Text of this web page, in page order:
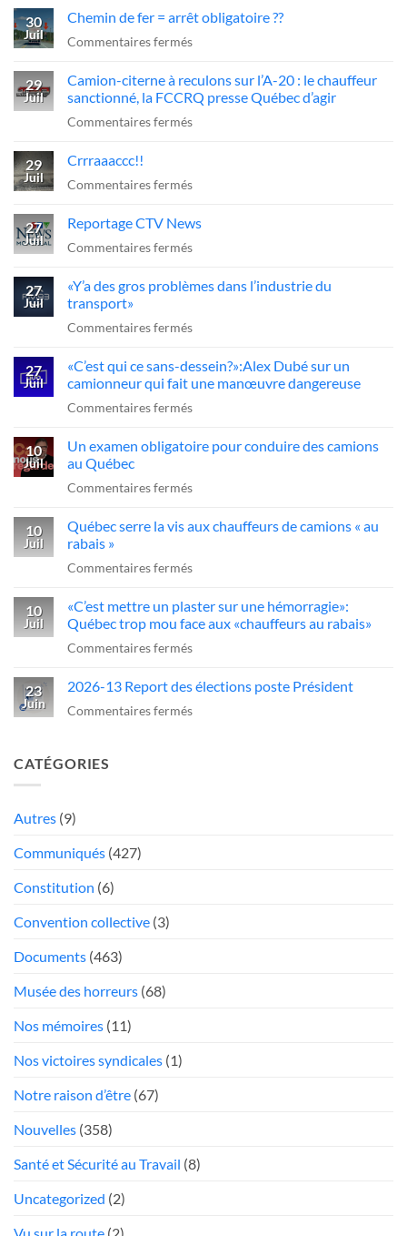
30
Juil
Chemin de fer = arrêt obligatoire ??
Commentaires ferméssur
de
fer
=
??
29
Juil
Camion-citerne à reculons sur l’A-20 : le chauffeur
sanctionné, la FCCRQ presse Québec d’agir
Commentaires ferméssur
à
sur
l’A-
:
chauffeur
la
FCCRQ
presse
d’agir
29
Juil
Crrraaaccc!!
Commentaires ferméssur
27
Juil
Reportage CTV News
Commentaires ferméssur
CTV
27
Juil
«Y’a des gros problèmes dans l’industrie du
transport»
Commentaires ferméssur
des
gros
problèmes
l’industrie
transport»
27
Juil
«C’est qui ce sans-dessein?»:Alex Dubé sur un
camionneur qui fait une manœuvre dangereuse
Commentaires ferméssur
qui
sans-
Dubé
un
qui
manœuvre
dangereuse
10
Juil
Un examen obligatoire pour conduire des camions
au Québec
Commentaires ferméssur
examen
pour
des
camions
au
10
Juil
Québec serre la vis aux chauffeurs de camions « au
rabais »
Commentaires ferméssur
serre
la
vis
chauffeurs
de
10
Juil
«C’est mettre un plaster sur une hémorragie»:
Québec trop mou face aux «chauffeurs au rabais»
Commentaires ferméssur
mettre
un
23
Juin
2026-13 Report des élections poste Président
Commentaires ferméssur
CATÉGORIES
Autres (9)
Communiqués (427)
Constitution (6)
Convention collective (3)
Documents (463)
Musée des horreurs (68)
Nos mémoires (11)
Nos victoires syndicales (1)
Notre raison d’être (67)
Nouvelles (358)
Santé et Sécurité au Travail (8)
Uncategorized (2)